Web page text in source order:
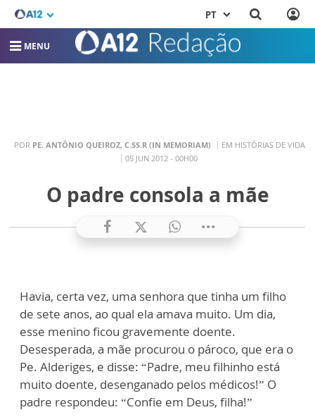
PT
MENU
POR PE. ANTÔNIO QUEIROZ, C.SS.R (IN MEMORIAM)
EM HISTÓRIAS DE VIDA
05 JUN 2012 - 00H00
O padre consola a mãe
Havia, certa vez, uma senhora que tinha um filho
de sete anos, ao qual ela amava muito. Um dia,
esse menino ficou gravemente doente.
Desesperada, a mãe procurou o pároco, que era o
Pe. Alderiges, e disse: “Padre, meu filhinho está
muito doente, desenganado pelos médicos!” O
padre respondeu: “Confie em Deus, filha!”